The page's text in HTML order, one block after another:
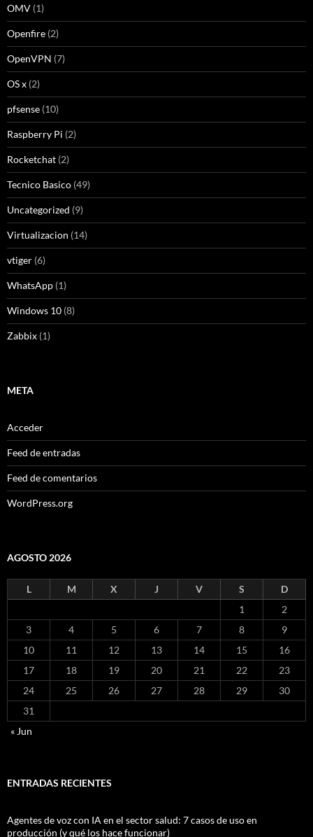
OMV (1)
Openfire (2)
OpenVPN (7)
OS x (2)
pfsense (10)
Raspberry Pi (2)
Rocketchat (2)
Tecnico Basico (49)
Uncategorized (9)
Virtualizacion (14)
vtiger (6)
WhatsApp (1)
Windows 10 (8)
Zabbix (1)
META
Acceder
Feed de entradas
Feed de comentarios
WordPress.org
AGOSTO 2026
L M X J V S
D
1
2
3
4 5 6 7 8
9
10
11 12 13 14 15
16
17
18 19 20 21 22
23
24
25 26 27 28 29
30
31
« Jun
ENTRADAS RECIENTES
Agentes de voz con IA en el sector salud: 7 casos de uso en
producción (y qué los hace funcionar)